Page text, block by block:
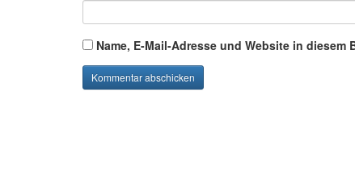
Name, E-Mail-Adresse und Website in